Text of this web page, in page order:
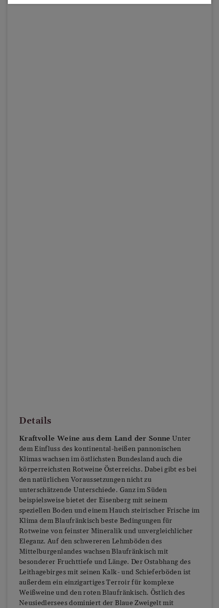
Details
Kraftvolle Weine aus dem Land der Sonne Unter
dem Einfluss des kontinental-heißen pannonischen
Klimas wachsen im östlichsten Bundesland auch die
körperreichsten Rotweine Österreichs. Dabei gibt es bei
den natürlichen Voraussetzungen nicht zu
unterschätzende Unterschiede. Ganz im Süden
beispielsweise bietet der Eisenberg mit seinem
speziellen Boden und einem Hauch steirischer Frische im
Klima dem Blaufränkisch beste Bedingungen für
Rotweine von feinster Mineralik und unvergleichlicher
Eleganz. Auf den schwereren Lehmböden des
Mittelburgenlandes wachsen Blaufränkisch mit
besonderer Fruchttiefe und Länge. Der Ostabhang des
Leithagebirges mit seinen Kalk- und Schieferböden ist
außerdem ein einzigartiges Terroir für komplexe
Weißweine und den roten Blaufränkisch. Östlich des
Neusiedlersees dominiert der Blaue Zweigelt mit